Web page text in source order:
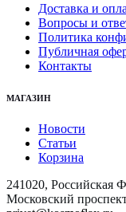
Доставка и
Вопросы и
Политика
Публичная
Контакты
МАГАЗИН
Новости
Статьи
Корзина
241020, Российская
Московский